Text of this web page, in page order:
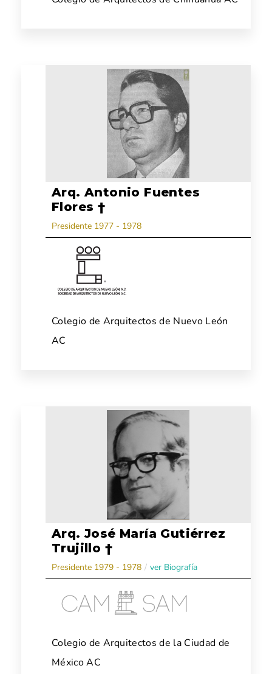
Arq. Antonio Fuentes
Flores †
Presidente 1977 - 1978
Colegio de Arquitectos de Nuevo León
AC
Arq. José María Gutiérrez
Trujillo †
Presidente 1979 - 1978 / ver Biografía
Colegio de Arquitectos de la Ciudad de
México AC